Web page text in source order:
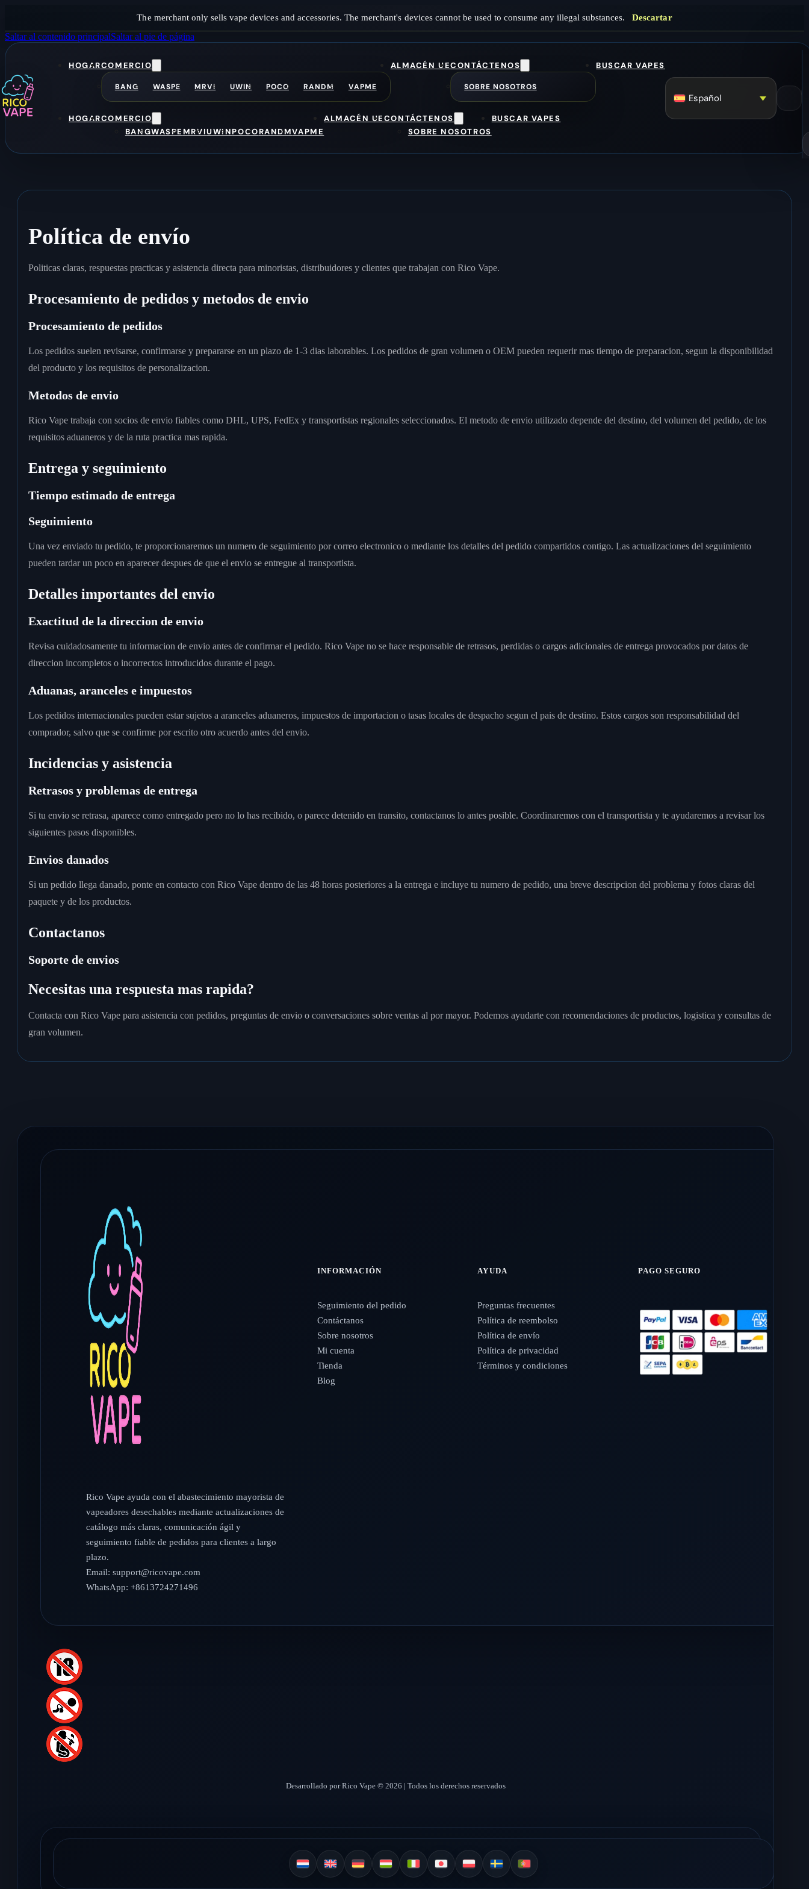
The merchant only sells vape devices and accessories. The merchant's devices cannot be used to consume any illegal substances. Descartar
Saltar al contenido principalSaltar al pie de página
HOGARCOMERCIO
BANG WASPE MRVI UWIN POCO RANDM VAPME
ALMACÉN UECONTÁCTENOS
SOBRE NOSOTROS
BUSCAR VAPES
HOGARCOMERCIO
BANGWASPEMRVIUWINPOCORANDMVAPME
ALMACÉN UECONTÁCTENOS
SOBRE NOSOTROS
BUSCAR VAPES
Español
Política de envío
Politicas claras, respuestas practicas y asistencia directa para minoristas, distribuidores y clientes que trabajan con Rico Vape.
Procesamiento de pedidos y metodos de envio
Procesamiento de pedidos
Los pedidos suelen revisarse, confirmarse y prepararse en un plazo de 1-3 dias laborables. Los pedidos de gran volumen o OEM pueden requerir mas tiempo de preparacion, segun la disponibilidad
del producto y los requisitos de personalizacion.
Metodos de envio
Rico Vape trabaja con socios de envio fiables como DHL, UPS, FedEx y transportistas regionales seleccionados. El metodo de envio utilizado depende del destino, del volumen del pedido, de los
requisitos aduaneros y de la ruta practica mas rapida.
Entrega y seguimiento
Tiempo estimado de entrega
Seguimiento
Una vez enviado tu pedido, te proporcionaremos un numero de seguimiento por correo electronico o mediante los detalles del pedido compartidos contigo. Las actualizaciones del seguimiento
pueden tardar un poco en aparecer despues de que el envio se entregue al transportista.
Detalles importantes del envio
Exactitud de la direccion de envio
Revisa cuidadosamente tu informacion de envio antes de confirmar el pedido. Rico Vape no se hace responsable de retrasos, perdidas o cargos adicionales de entrega provocados por datos de
direccion incompletos o incorrectos introducidos durante el pago.
Aduanas, aranceles e impuestos
Los pedidos internacionales pueden estar sujetos a aranceles aduaneros, impuestos de importacion o tasas locales de despacho segun el pais de destino. Estos cargos son responsabilidad del
comprador, salvo que se confirme por escrito otro acuerdo antes del envio.
Incidencias y asistencia
Retrasos y problemas de entrega
Si tu envio se retrasa, aparece como entregado pero no lo has recibido, o parece detenido en transito, contactanos lo antes posible. Coordinaremos con el transportista y te ayudaremos a revisar los
siguientes pasos disponibles.
Envios danados
Si un pedido llega danado, ponte en contacto con Rico Vape dentro de las 48 horas posteriores a la entrega e incluye tu numero de pedido, una breve descripcion del problema y fotos claras del
paquete y de los productos.
Contactanos
Soporte de envios
Necesitas una respuesta mas rapida?
Contacta con Rico Vape para asistencia con pedidos, preguntas de envio o conversaciones sobre ventas al por mayor. Podemos ayudarte con recomendaciones de productos, logistica y consultas de
gran volumen.
Rico Vape ayuda con el abastecimiento mayorista de
vapeadores desechables mediante actualizaciones de
catálogo más claras, comunicación ágil y
seguimiento fiable de pedidos para clientes a largo
plazo.
Email: support@ricovape.com
WhatsApp: +8613724271496
INFORMACIÓN
Seguimiento del pedido
Contáctanos
Sobre nosotros
Mi cuenta
Tienda
Blog
AYUDA
Preguntas frecuentes
Política de reembolso
Política de envío
Política de privacidad
Términos y condiciones
PAGO SEGURO
Desarrollado por Rico Vape © 2026 | Todos los derechos reservados